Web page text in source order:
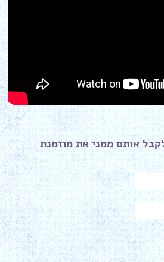
אותם ממני את מוזמנת